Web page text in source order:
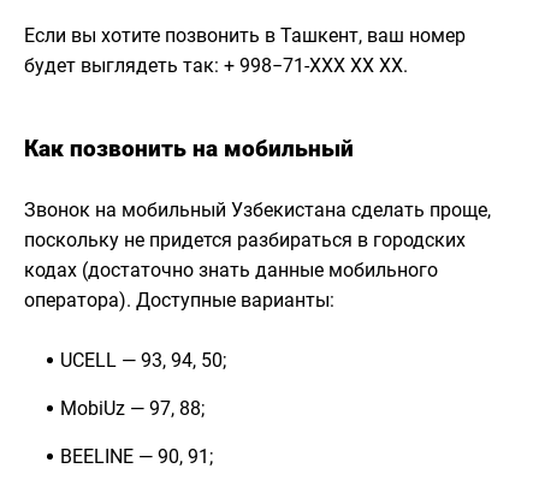
Если вы хотите позвонить в Ташкент, ваш номер
будет выглядеть так: + 998−71-ХХХ ХХ ХХ.
Как позвонить на мобильный
Звонок на мобильный Узбекистана сделать проще,
поскольку не придется разбираться в городских
кодах (достаточно знать данные мобильного
оператора). Доступные варианты:
UCELL — 93, 94, 50;
MobiUz — 97, 88;
BEELINE — 90, 91;